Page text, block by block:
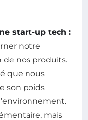
start-up tech :
notre
de nos produits.
que nous
son poids
mais